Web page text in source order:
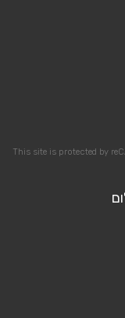
This site is protected by